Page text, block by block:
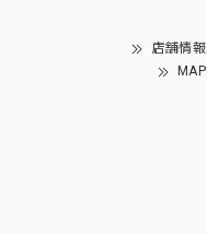
店舗情報
MAP